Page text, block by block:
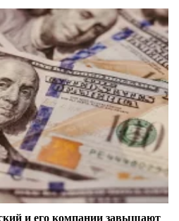
и его компании завышают